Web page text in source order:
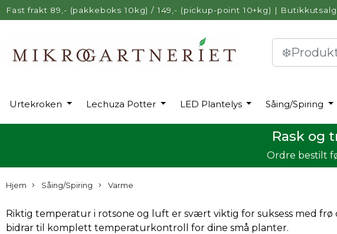
Fast frakt 89,- (pakkeboks 10kg) / 149,- (pickup-point 10+kg) |
Urtekroken Lechuza Potter LED Plantelys Såing/Spiring
Rask og
Ordre bestilt
Hjem Såing/Spiring Varme
Riktig temperatur i rotsone og luft er svært viktig for suksess med
bidrar til komplett temperaturkontroll for dine små planter.